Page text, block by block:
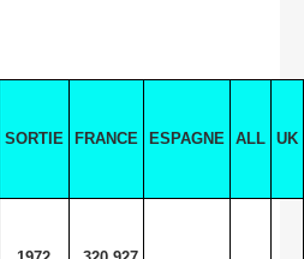
SORTIE FRANCE ESPAGNE ALL UK